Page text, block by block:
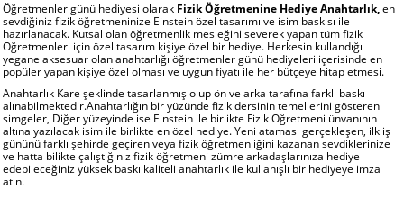
Öğretmenler günü hediyesi olarak Fizik Öğretmenine Hediye Anahtarlık,en
sevdiğiniz fizik öğretmeninize Einstein özel tasarımı ve isim baskısı ile
hazırlanacak. Kutsal olan öğretmenlik mesleğini severek yapan tüm fizik
Öğretmenleri için özel tasarım kişiye özel bir hediye. Herkesin kullandığı
yegane aksesuar olan anahtarlığı öğretmenler günü hediyeleri içerisinde en
popüler yapan kişiye özel olması ve uygun fiyatı ile her bütçeye hitap etmesi.
Anahtarlık Kare şeklinde tasarlanmış olup ön ve arka tarafına farklı baskı
alınabilmektedir.Anahtarlığın bir yüzünde fizik dersinin temellerini gösteren
simgeler, Diğer yüzeyinde ise Einstein ile birlikte Fizik Öğretmeni ünvanının
altına yazılacak isim ile birlikte en özel hediye. Yeni ataması gerçekleşen, ilk iş
gününü farklı şehirde geçiren veya fizik öğretmenliğini kazanan sevdiklerinize
ve hatta bilikte çalıştığınız fizik öğretmeni zümre arkadaşlarınıza hediye
edebileceğiniz yüksek baskı kaliteli anahtarlık ile kullanışlı bir hediyeye imza
atın.